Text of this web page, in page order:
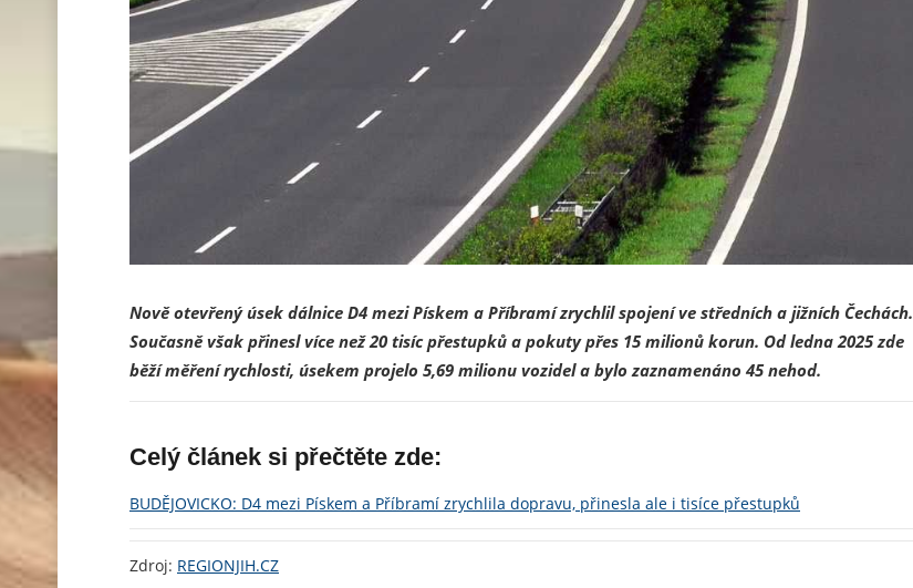
Nově otevřený úsek dálnice D4 mezi Pískem a Příbramí zrychlil spojení ve středních a jižních Čechách.
Současně však přinesl více než 20 tisíc přestupků a pokuty přes 15 milionů korun. Od ledna 2025 zde
běží měření rychlosti, úsekem projelo 5,69 milionu vozidel a bylo zaznamenáno 45 nehod.
Celý článek si přečtěte zde:
BUDĚJOVICKO: D4 mezi Pískem a Příbramí zrychlila dopravu, přinesla ale i tisíce přestupků
Zdroj: REGIONJIH.CZ